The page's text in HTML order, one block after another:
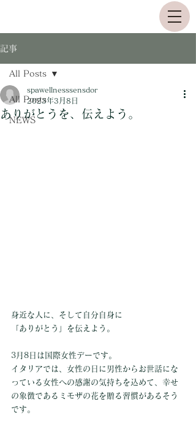
記事
All Posts
NEWS
All Posts
ありがとうを、伝えよう。
spawellnesssensdor
2023年3月8日
身近な人に、そして自分自身に
「ありがとう」を伝えよう。
3月8日は国際女性デーです。
イタリアでは、女性の日に男性からお世話にな
っている女性への感謝の気持ちを込めて、幸せ
の象徴であるミモザの花を贈る習慣があるそう
です。